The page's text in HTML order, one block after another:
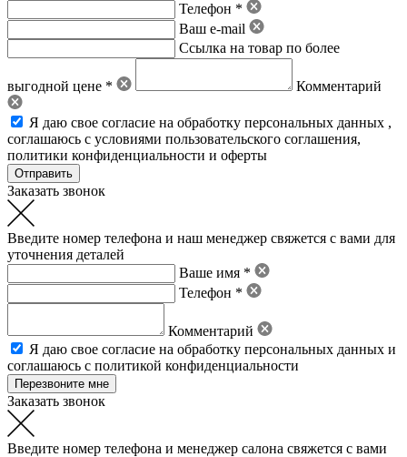
Телефон *
Ваш e-mail
Ссылка на товар по более
выгодной цене * Комментарий
Я даю свое согласие на обработку персональных данных ,
соглашаюсь с условиями пользовательского соглашения,
политики конфиденциальности и оферты
Заказать звонок
Введите номер телефона и наш менеджер свяжется с вами для
уточнения деталей
Ваше имя *
Телефон *
Комментарий
Я даю свое согласие на обработку персональных данных и
соглашаюсь с политикой конфиденциальности
Заказать звонок
Введите номер телефона и менеджер салона свяжется с вами